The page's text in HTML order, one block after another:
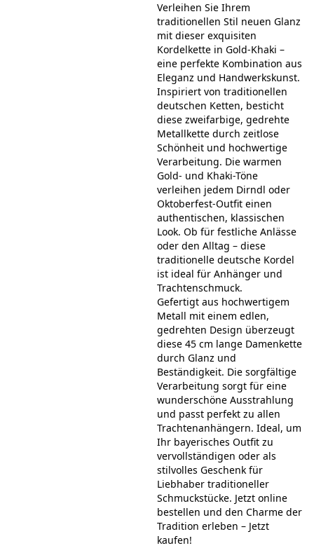
Verleihen Sie Ihrem
traditionellen Stil neuen Glanz
mit dieser exquisiten
Kordelkette in Gold-Khaki –
eine perfekte Kombination aus
Eleganz und Handwerkskunst.
Inspiriert von traditionellen
deutschen Ketten, besticht
diese zweifarbige, gedrehte
Metallkette durch zeitlose
Schönheit und hochwertige
Verarbeitung. Die warmen
Gold- und Khaki-Töne
verleihen jedem Dirndl oder
Oktoberfest-Outfit einen
authentischen, klassischen
Look. Ob für festliche Anlässe
oder den Alltag – diese
traditionelle deutsche Kordel
ist ideal für Anhänger und
Trachtenschmuck.
Gefertigt aus hochwertigem
Metall mit einem edlen,
gedrehten Design überzeugt
diese 45 cm lange Damenkette
durch Glanz und
Beständigkeit. Die sorgfältige
Verarbeitung sorgt für eine
wunderschöne Ausstrahlung
und passt perfekt zu allen
Trachtenanhängern. Ideal, um
Ihr bayerisches Outfit zu
vervollständigen oder als
stilvolles Geschenk für
Liebhaber traditioneller
Schmuckstücke. Jetzt online
bestellen und den Charme der
Tradition erleben – Jetzt
kaufen!